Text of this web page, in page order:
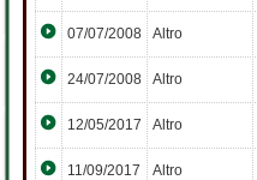
07/07/2008 Altro
24/07/2008 Altro
12/05/2017 Altro
11/09/2017 Altro